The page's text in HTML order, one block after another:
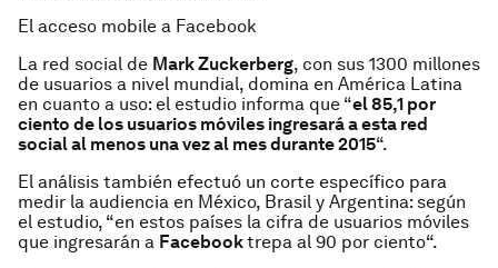
El acceso mobile a Facebook
La red social de Mark Zuckerberg, con sus 1300 millones
de usuarios a nivel mundial, domina en América Latina
en cuanto a uso: el estudio informa que “el 85,1 por
ciento de los usuarios móviles ingresará a esta red
social al menos una vez al mes durante 2015“.
El análisis también efectuó un corte específico para
medir la audiencia en México, Brasil y Argentina: según
el estudio, “en estos países la cifra de usuarios móviles
que ingresarán a Facebooktrepa al 90 por ciento“.